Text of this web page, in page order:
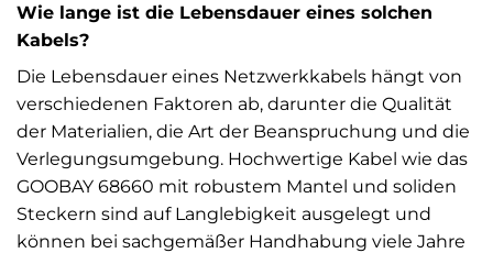
Wie lange ist die Lebensdauer eines solchen
Kabels?
Die Lebensdauer eines Netzwerkkabels hängt von
verschiedenen Faktoren ab, darunter die Qualität
der Materialien, die Art der Beanspruchung und die
Verlegungsumgebung. Hochwertige Kabel wie das
GOOBAY 68660 mit robustem Mantel und soliden
Steckern sind auf Langlebigkeit ausgelegt und
können bei sachgemäßer Handhabung viele Jahre